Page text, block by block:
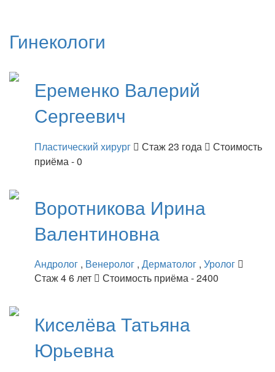
Гинекологи
Еременко Валерий
Сергеевич
Пластический хирург Стаж 23 года
Стоимость
приёма - 0
Воротникова Ирина
Валентиновна
Андролог , Венеролог , Дерматолог , Уролог
Стаж 4 6 лет
Стоимость приёма - 2400
КиселёваТатьяна
Юрьевна